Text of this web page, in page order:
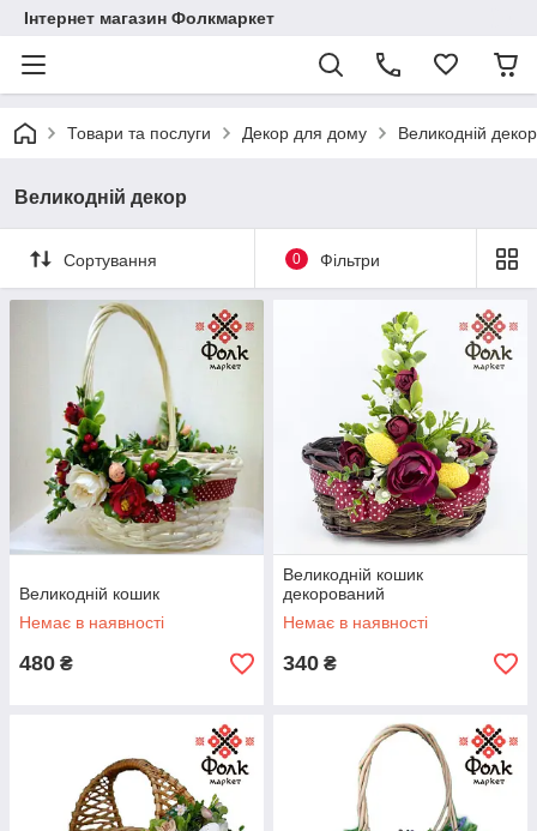
Інтернет магазин Фолкмаркет
Товари та послуги Декор для дому Великодній декор
Великодній декор
Сортування 0 Фільтри
Великодній кошик
Немає в наявності
480 ₴
Великодній кошик
декорований
Немає в наявності
340 ₴